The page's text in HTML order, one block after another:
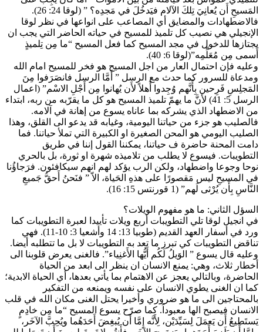
المَسيحِ أَن يُعانِيَ تِلكَ الآلام فيَدخُلَ في مَجدِه؟ ” (لوقا 24: 26).
فالاضطهادات والمضايق أي المصاعب على انواعها في نظر لوقا
الإنجيلي هي نصيب كل تلميذ للمسيح في حياته الحاضر التي يجب ان
يجتازها للدخول في مجد المسيح كما فعل المسيح “ما مِن تِلميذٍ
أَسمى مِن مُعَلِّمِه”(لوقا 6: 40).
وعليه فإن احتمال العار من اجل المسيح هو فخر للمسيح امام الله
ومدعاة للسرور كما حدث مع الرسل ” أَمَّا الرسل فانصَرَفوا مِنَ
المَجلِسِ فَرِحين بِأَنَّهم وُجِدوا أَهلاً لأَن يُهانوا مِن أَجْلِ الاسْم” (اعمال
الرسل 5: 41) لأنَّ ما يهمّ تلميذ المسيح هو كل ما يقرّبه من ربه، ابتداء
من الاضطهاد الذي يشركه بما عاناه يسوع من إهانة في آلامه.
فالصليب هو جزء من حياتنا اليومية، وغيابه قد يدعو الى القلق، وهذا
الصليب اليومي هو المحن الصغيرة او الكبيرة التي تملأ حياتنا. فما
دامت المحنة حاضرة ف حياتنا، يمكننا القول إننا في طريق
التطويبات. فيسوع لا يطلب من تلاميذه شهرة او ثورة، بل بالحري
نوحا وجوعا واضطهاد، ولكن الرب يؤكد لهم انهم سيكافئون. فرَجاؤُنا
في المسيحِ ليس مَقصورًا على هذهِ الحَياة، الاّ ” فنَحنُ أَحقُّ جَميعِ
النَّاسِ بِأَن يُرْثى لَهم” (1 قورنتس 15: 16).
السؤل الثاني: ما هو مفهوم الويلات؟
في انجيل لوقا تلي التطويبات أربع ويلات تأييدا لعبرة التطويبات كما
ورد في أسفار العهد القديم (طوبيا 13: 14 وأشعيا 3: 10-11). فهي
تناقض التطويبات كي تبرز ما تعد به التطويبات لا بل ما تتطلبه أيضا.
وعليه قال يسوع ” الوَيلُ لَكُم أَيُّها الأَغنِياء”. فالغنى يعرض قلوبنا الى
أخطار ثلاث، وهي: يمنع الانسان ان ينظر الى ابعد من الحياة
الحاضرة، وبالتالي يعجز عن الاهتمام بما يأتي بعدها، أي الحياة الابدية؛
كما ان الغنى يطوي الانسان على نفسه ويمنعه من التفكير
بالمحتاجين الى ما هو ضروري وأخيرا يحتل الغنى مكان الله في قلب
الانسان فيصبح الها معبوداً. كما صرّح يسوع المسيح “ما مِن خادِمٍ
يَستَطيعُ أَن يَعمَلَ لِسَيِّدَيْن، لِأَنَّه إِمَّا أَن يُبغِضَ أَحَدَهُما ويُحِبَّ الآخَر،